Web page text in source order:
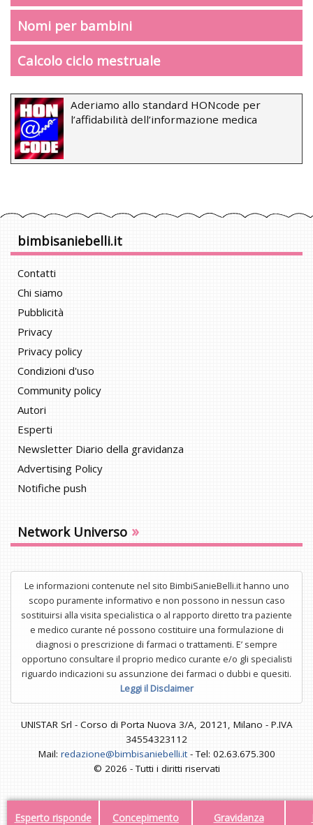
Esperto risponde Concepimento Gravidanza
Nomi per bambini
Calcolo ciclo mestruale
Aderiamo allo standard HONcode per
l’affidabilità dell’informazione medica
bimbisaniebelli.it
Contatti
Chi siamo
Pubblicità
Privacy
Privacy policy
Condizioni d'uso
Community policy
Autori
Esperti
Newsletter Diario della gravidanza
Advertising Policy
Notifiche push
Network Universo »
Le informazioni contenute nel sito BimbiSanieBelli.it hanno uno
scopo puramente informativo e non possono in nessun caso
sostituirsi alla visita specialistica o al rapporto diretto tra paziente
e medico curante né possono costituire una formulazione di
diagnosi o prescrizione di farmaci o trattamenti. E’ sempre
opportuno consultare il proprio medico curante e/o gli specialisti
riguardo indicazioni su assunzione dei farmaci o dubbi e quesiti.
Leggi il Disclaimer
UNISTAR Srl - Corso di Porta Nuova 3/A, 20121, Milano - P.IVA
34554323112
Mail: redazione@bimbisaniebelli.it- Tel: 02.63.675.300
© 2026 - Tutti i diritti riservati